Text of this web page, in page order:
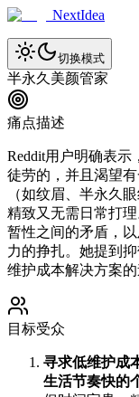
NextIdea
切换模式
半永久美颜管家
痛点描述
Reddit用户明确表
徒劳的，并且渴望
（如纹眉、半永久
精致又无需日常打
暂性之间的矛盾，
力的挣扎。她提到
维护成本解决方案的
目标受众
寻求低维护成
生活节奏快的